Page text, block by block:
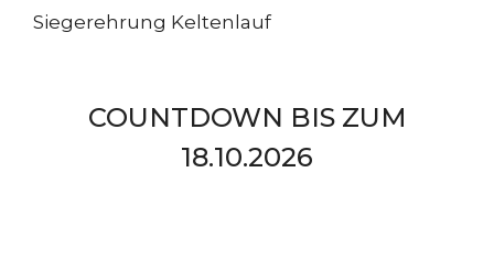
Siegerehrung Keltenlauf
COUNTDOWN BIS ZUM
18.10.2026